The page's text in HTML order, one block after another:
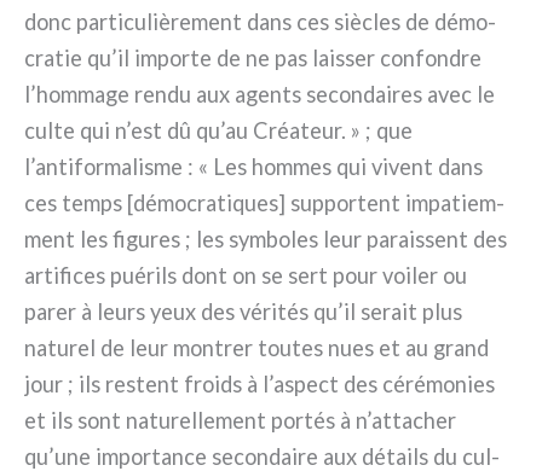
donc par­ti­cu­liè­re­ment dans ces siè­cles de démo­
cra­tie qu’il impor­te de ne pas lais­ser con­fon­dre
l’hommage ren­du aux agen­ts secon­dai­res avec le
cul­te qui n’est dû qu’au Créateur. » ; que
l’antiformalisme : « Les hom­mes qui vivent dans
ces temps [démo­cra­ti­ques] sup­por­tent impa­tiem­
ment les figu­res ; les sym­bo­les leur para­is­sent des
arti­fi­ces pué­rils dont on se sert pour voi­ler ou
parer à leurs yeux des véri­tés qu’il serait plus
natu­rel de leur mon­trer tou­tes nues et au grand
jour ; ils restent froids à l’aspect des céré­mo­nies
et ils sont natu­rel­le­ment por­tés à n’attacher
qu’une impor­tan­ce secon­dai­re aux détails du cul­